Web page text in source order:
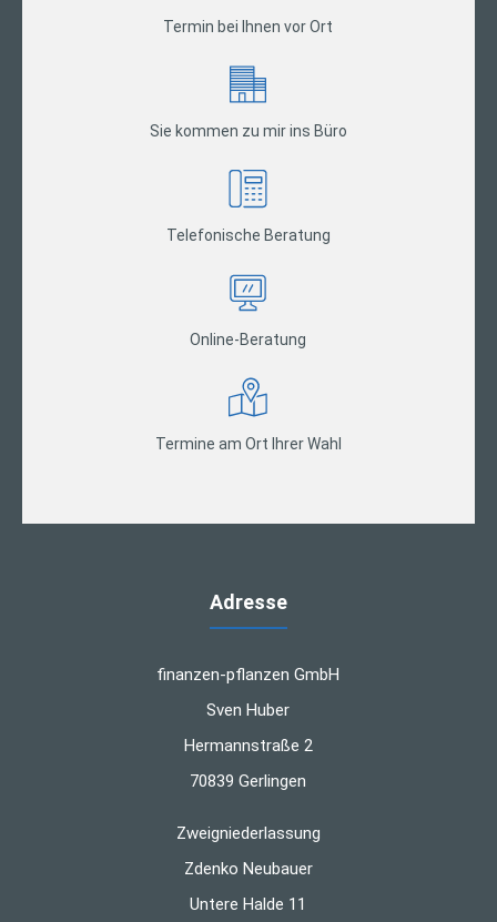
Termin bei Ihnen vor Ort
Sie kommen zu mir ins Büro
Telefonische Beratung
Online-Beratung
Termine am Ort Ihrer Wahl
Adresse
finanzen-pflanzen GmbH
Sven Huber
Hermannstraße 2
70839 Gerlingen
Zweigniederlassung
Zdenko Neubauer
Untere Halde 11